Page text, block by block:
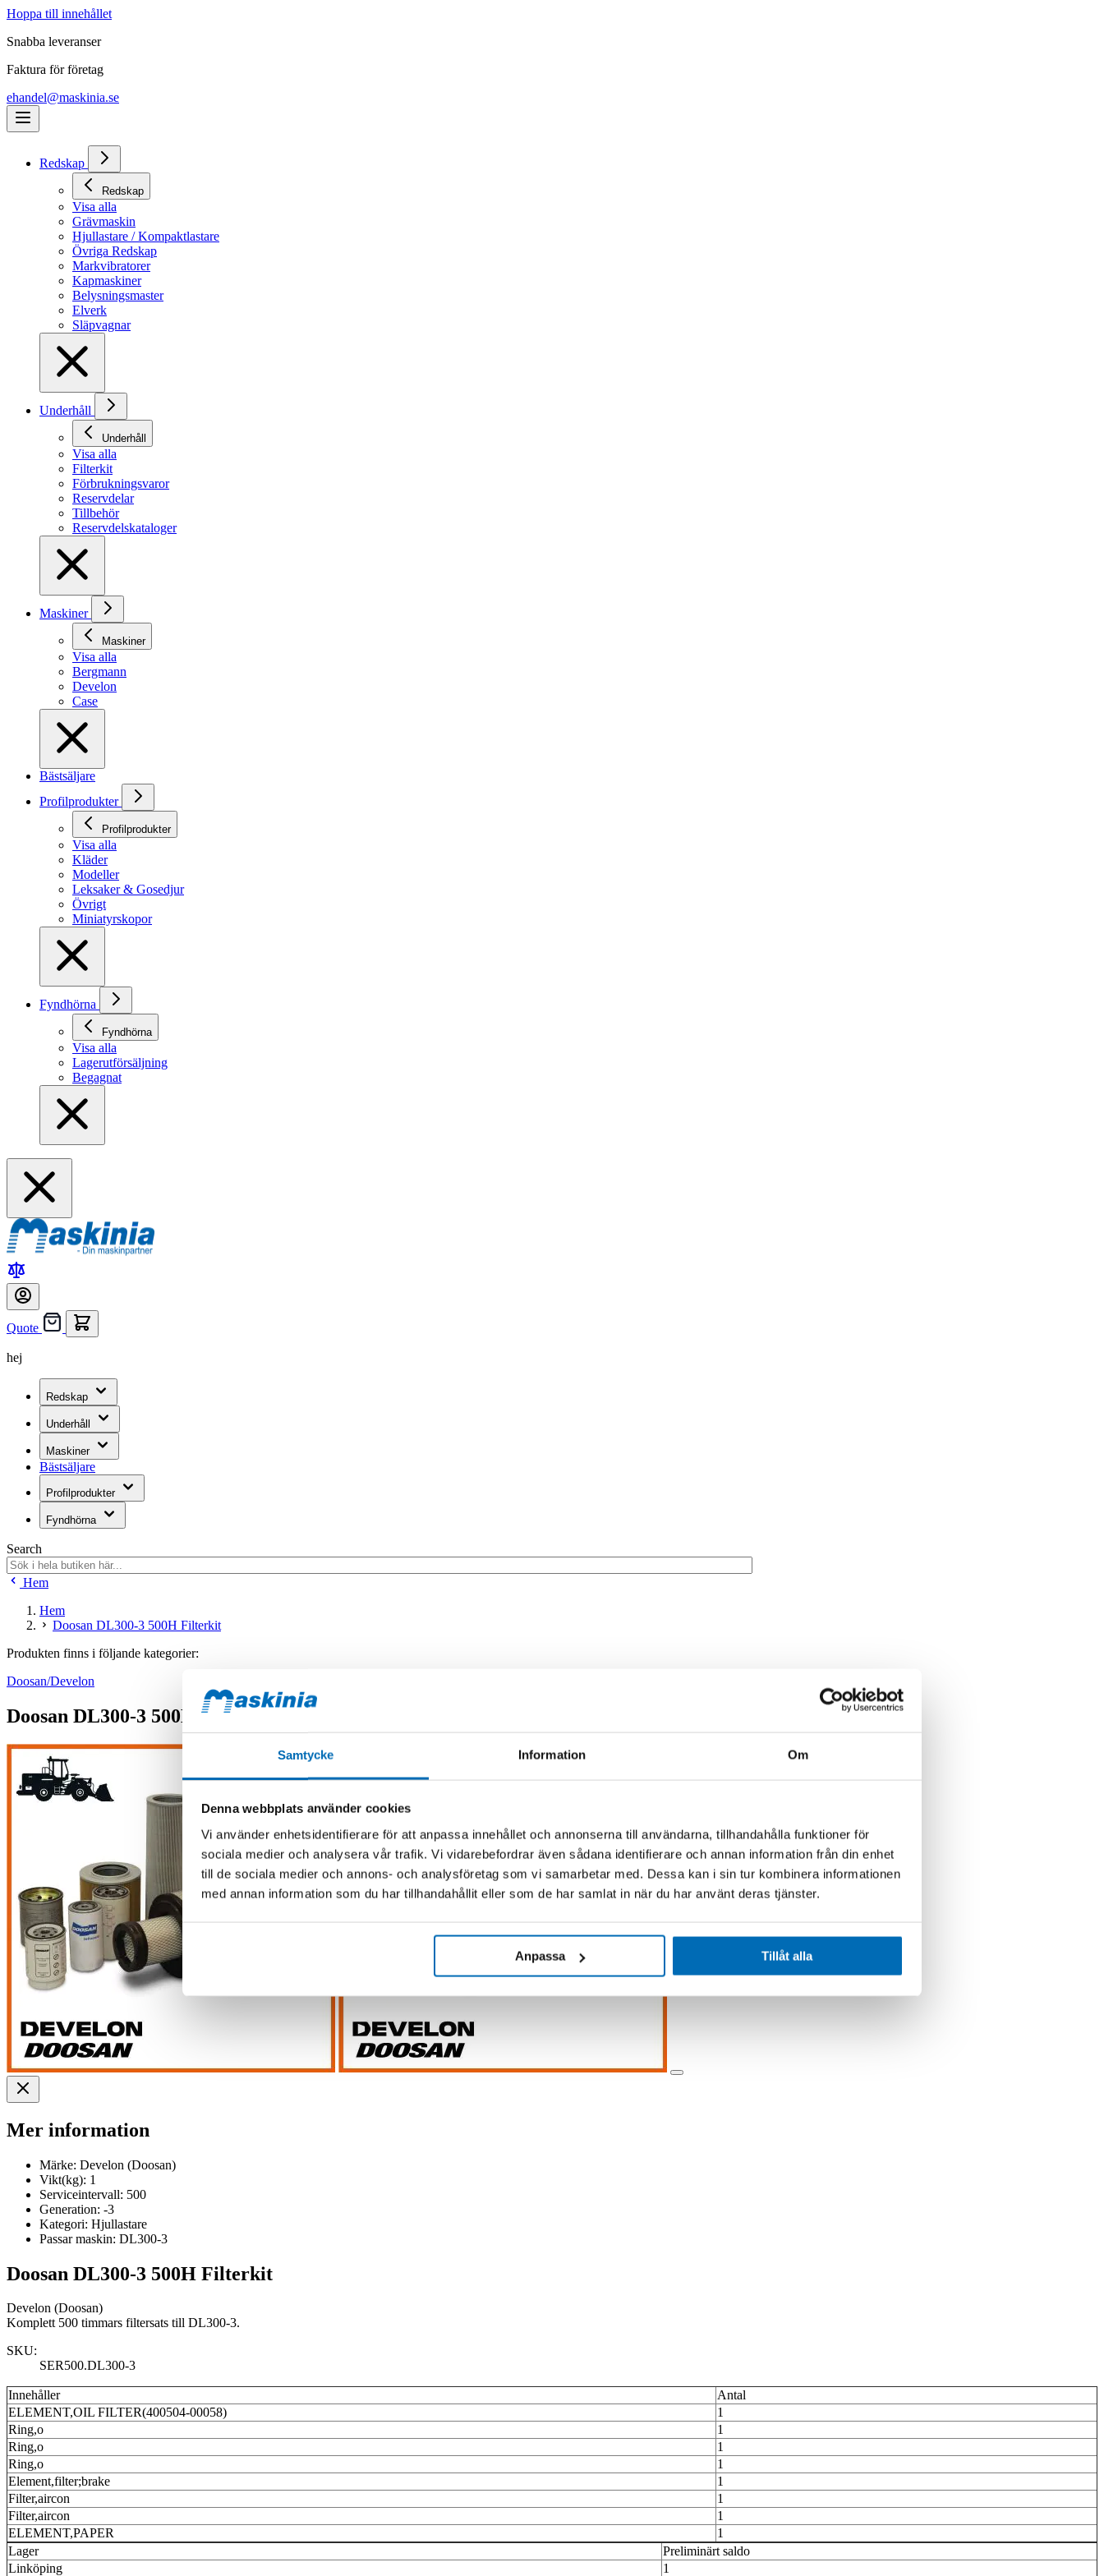
Samtycke Information Om
Denna webbplats använder cookies
Vi använder enhetsidentifierare för att anpassa innehållet och annonserna till användarna, tillhandahålla funktioner för
sociala medier och analysera vår trafik. Vi vidarebefordrar även sådana identifierare och annan information från din enhet
till de sociala medier och annons- och analysföretag som vi samarbetar med. Dessa kan i sin tur kombinera informationen
med annan information som du har tillhandahållit eller som de har samlat in när du har använt deras tjänster.
Anpassa Tillåt alla
Hoppa till innehållet
Snabba leveranser
Faktura för företag
ehandel@maskinia.se
Redskap
Redskap
Visa alla
Grävmaskin
Hjullastare / Kompaktlastare
Övriga Redskap
Markvibratorer
Kapmaskiner
Belysningsmaster
Elverk
Släpvagnar
Underhåll
Underhåll
Visa alla
Filterkit
Förbrukningsvaror
Reservdelar
Tillbehör
Reservdelskataloger
Maskiner
Maskiner
Visa alla
Bergmann
Develon
Case
Bästsäljare
Profilprodukter
Profilprodukter
Visa alla
Kläder
Modeller
Leksaker & Gosedjur
Övrigt
Miniatyrskopor
Fyndhörna
Fyndhörna
Visa alla
Lagerutförsäljning
Begagnat
Quote
hej
Redskap
Underhåll
Maskiner
Bästsäljare
Profilprodukter
Fyndhörna
Search
Hem
Hem
Doosan DL300-3 500H Filterkit
Produkten finns i följande kategorier:
Doosan/Develon
Doosan DL300-3 500H Filterkit
Mer information
Märke: Develon (Doosan)
Vikt(kg): 1
Serviceintervall: 500
Generation: -3
Kategori: Hjullastare
Passar maskin: DL300-3
Doosan DL300-3 500H Filterkit
Develon (Doosan)
Komplett 500 timmars filtersats till DL300-3.
SKU:
SER500.DL300-3
Innehåller
Antal
ELEMENT,OIL FILTER(400504-00058)
1
Ring,o
1
Ring,o
1
Ring,o
1
Element,filter;brake
1
Filter,aircon
1
Filter,aircon
1
ELEMENT,PAPER
1
Lager
Preliminärt saldo
Linköping
1